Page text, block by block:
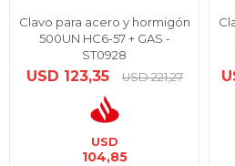
Clavo para acero y hormigón
500UN HC6-57 + GAS -
ST0928
USD 123,35 USD 221,27
USD
104,85